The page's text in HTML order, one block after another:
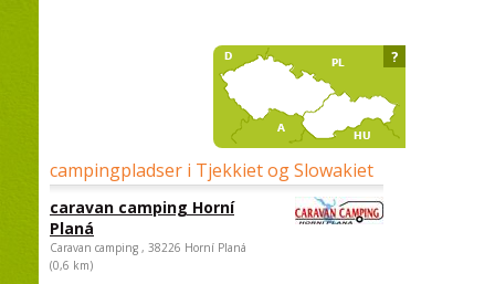
campingpladser i Tjekkiet og Slowakiet
caravan camping Horní
Planá
Caravan camping , 38226 Horní Planá
(0,6 km)
?